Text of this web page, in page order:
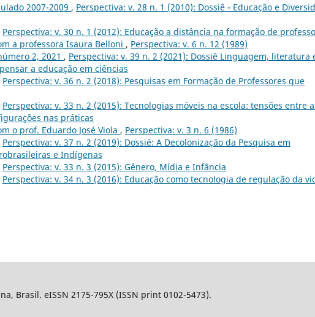
2007-2009 , Perspectiva: v. 28 n. 1 (2010): Dossiê - Educação e
Perspectiva: v. 30 n. 1 (2012): Educação a distância na formação de
a professora Isaura Belloni , Perspectiva: v. 6 n. 12 (1989)
2, 2021 , Perspectiva: v. 39 n. 2 (2021): Dossiê Linguagem, literatura
a educação em ciências
Perspectiva: v. 36 n. 2 (2018): Pesquisas em Formação de Professores que
Perspectiva: v. 33 n. 2 (2015): Tecnologias móveis na escola: tensões entre
nas práticas
o prof. Eduardo José Viola , Perspectiva: v. 3 n. 6 (1986)
Perspectiva: v. 37 n. 2 (2019): Dossiê: A Decolonização da Pesquisa em
e Indígenas
Perspectiva: v. 33 n. 3 (2015): Gênero, Mídia e Infância
Perspectiva: v. 34 n. 3 (2016): Educação como tecnologia de regulação da
Brasil. eISSN 2175-795X (ISSN print 0102-5473).